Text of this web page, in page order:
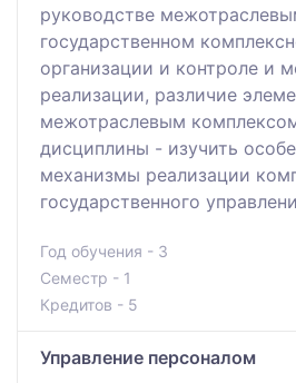
руководстве
государственном
организации и контроле и
реализации, различие
межотраслевым
дисциплины - изучить
механизмы реализации
государственного
Год обучения - 3
Семестр - 1
Кредитов - 5
Управление персоналом